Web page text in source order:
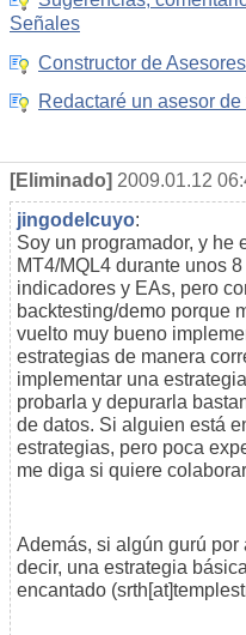
Señales
Constructor de
Redactaré un asesor de
[Eliminado] 2009.01.12
jingodelcuyo:
Soy un programador, y he
MT4/MQL4 durante unos
indicadores y EAs, pero
backtesting/demo porque
vuelto muy bueno
estrategias de manera
implementar una
probarla y depurarla
de datos. Si alguien está
estrategias, pero poca
me diga si quiere
Además, si algún gurú
decir, una estrategia
encantado